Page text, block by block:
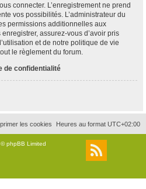
connecter. L’enregistrement ne prend
vos possibilités. L’administrateur du
permissions additionnelles aux
assurez-vous d’avoir pris
et de notre politique de vie
le règlement du forum.
de confidentialité
Heures au format UTC+02:00
les cookies
phpBB Limited